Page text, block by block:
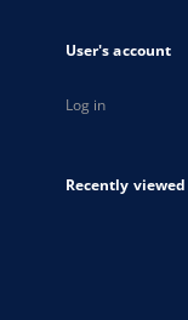
User's account
Log in
Recently viewed